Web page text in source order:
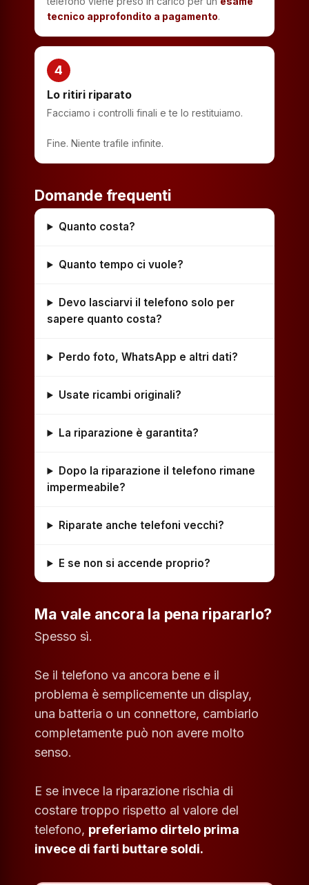
tecnico approfondito a pagamento.
4
Lo ritiri riparato
Facciamo i controlli finali e te lo restituiamo.
Fine. Niente trafile infinite.
Domande frequenti
Quanto costa?
Quanto tempo ci vuole?
Devo lasciarvi il telefono solo per
sapere quanto costa?
Perdo foto, WhatsApp e altri dati?
Usate ricambi originali?
La riparazione è garantita?
Dopo la riparazione il telefono rimane
impermeabile?
Riparate anche telefoni vecchi?
E se non si accende proprio?
Ma vale ancora la pena ripararlo?
Spesso sì.
Se il telefono va ancora bene e il
problema è semplicemente un display,
una batteria o un connettore, cambiarlo
completamente può non avere molto
senso.
E se invece la riparazione rischia di
costare troppo rispetto al valore del
telefono, preferiamo dirtelo prima
invece di farti buttare soldi.